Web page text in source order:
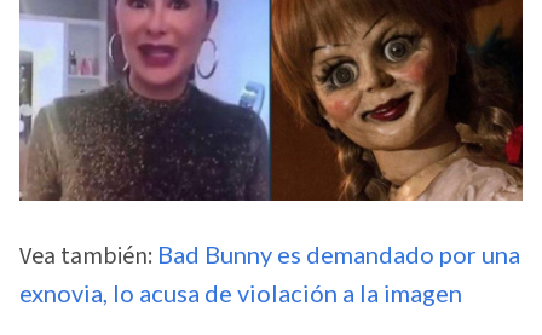
Vea también: Bad Bunny es demandado por una
exnovia, lo acusa de violación a la imagen